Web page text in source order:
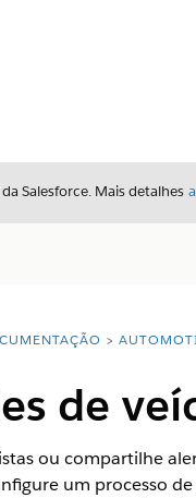
Salesforce. Mais detalhes
de
ou compartilhe
um processo